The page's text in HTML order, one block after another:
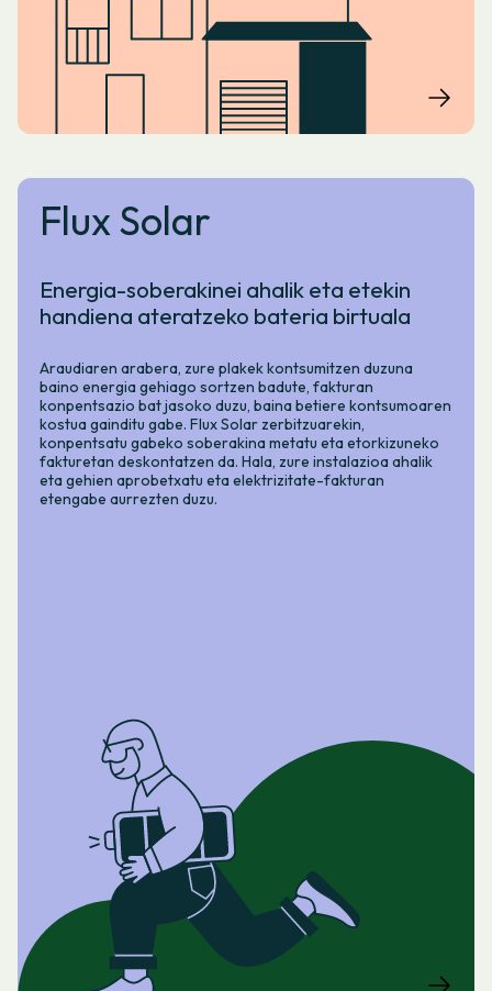
Flux Solar
Energia-soberakinei ahalik eta etekin
handiena ateratzeko bateria birtuala
Araudiaren arabera, zure plakek kontsumitzen duzuna
baino energia gehiago sortzen badute, fakturan
konpentsazio bat jasoko duzu, baina betiere kontsumoaren
kostua gainditu gabe. Flux Solar zerbitzuarekin,
konpentsatu gabeko soberakina metatu eta etorkizuneko
fakturetan deskontatzen da. Hala, zure instalazioa ahalik
eta gehien aprobetxatu eta elektrizitate-fakturan
etengabe aurrezten duzu.